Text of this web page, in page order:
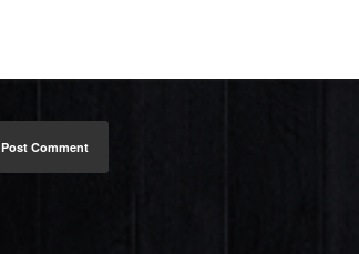
Post Comment